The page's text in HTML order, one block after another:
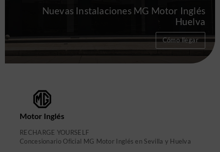
Nuevas Instalaciones MG Motor Inglés
Huelva
Cómo llegar
Motor Inglés
RECHARGE YOURSELF
Concesionario Oficial MG Motor Inglés en Sevilla y Huelva